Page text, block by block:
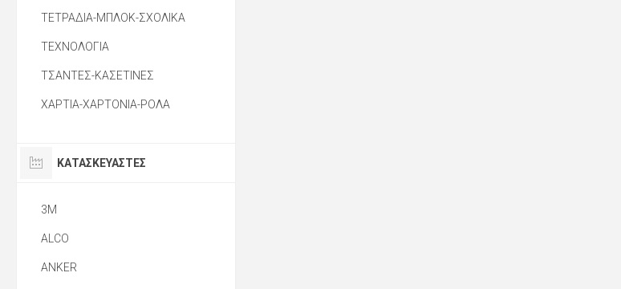
ΤΕΤΡΑΔΙΑ-ΜΠΛΟΚ-ΣΧΟΛΙΚΑ
ΤΕΧΝΟΛΟΓΙΑ
ΤΣΑΝΤΕΣ-ΚΑΣΕΤΙΝΕΣ
ΧΑΡΤΙΑ-ΧΑΡΤΟΝΙΑ-ΡΟΛΑ
ΚΑΤΑΣΚΕΥΑΣΤΈΣ
3M
ALCO
ANKER